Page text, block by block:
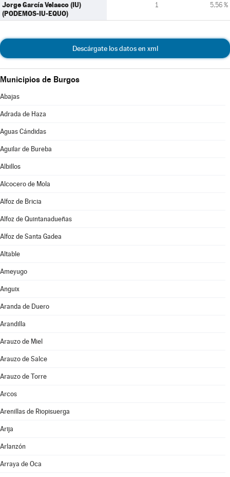
Jorge García Velasco (IU)
(PODEMOS-IU-EQUO)
1 5,56 %
Descárgate los datos en xml
Municipios de Burgos
Abajas
Adrada de Haza
Aguas Cándidas
Aguilar de Bureba
Albillos
Alcocero de Mola
Alfoz de Bricia
Alfoz de Quintanadueñas
Alfoz de Santa Gadea
Altable
Ameyugo
Anguix
Aranda de Duero
Arandilla
Arauzo de Miel
Arauzo de Salce
Arauzo de Torre
Arcos
Arenillas de Riopisuerga
Arija
Arlanzón
Arraya de Oca